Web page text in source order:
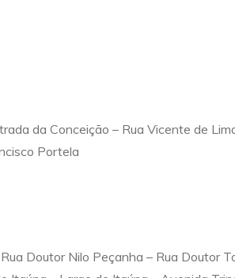
da Conceição – Rua Vicente de
Portela
Doutor Nilo Peçanha – Rua Doutor